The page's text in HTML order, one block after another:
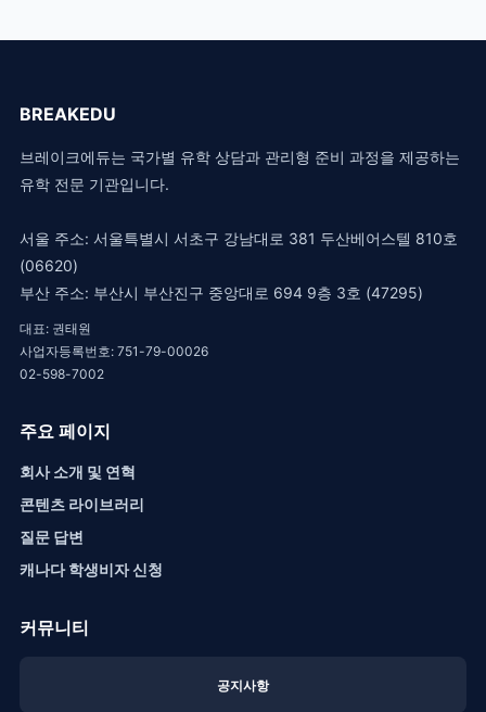
BREAKEDU
브레이크에듀는 국가별 유학 상담과 관리형 준비 과정을 제공하는
유학 전문 기관입니다.
서울 주소: 서울특별시 서초구 강남대로 381 두산베어스텔 810호
(06620)
부산 주소: 부산시 부산진구 중앙대로 694 9층 3호 (47295)
대표: 권태원
사업자등록번호: 751-79-00026
02-598-7002
주요 페이지
회사 소개 및 연혁
콘텐츠 라이브러리
질문 답변
캐나다 학생비자 신청
커뮤니티
공지사항